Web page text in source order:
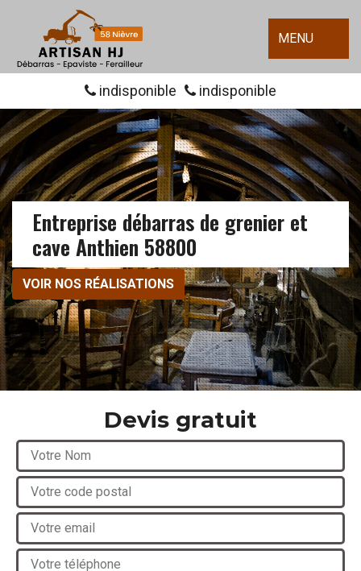
MENU
indisponible indisponible
Entreprise débarras de grenier et
cave Anthien 58800
VOIR NOS RÉALISATIONS
Devis gratuit